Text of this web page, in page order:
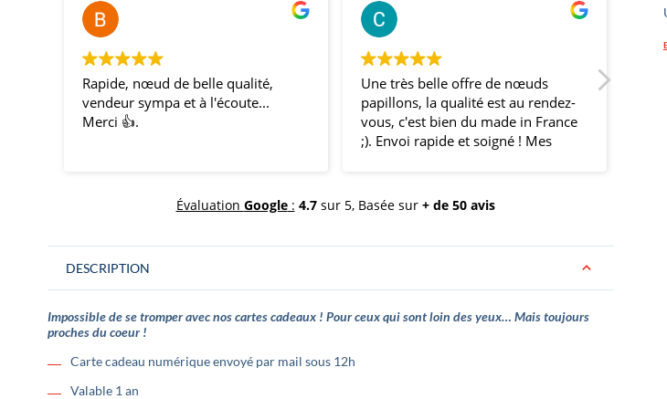
Bernard Thery
il y a 2 ans
Rapide, nœud de belle qualité,
vendeur sympa et à l'écoute...
Merci 👍.
Une très belle offre de nœuds
papillons, la qualité est au rendez-
vous, c'est bien du made in France
;). Envoi rapide et soigné ! Mes
impression avec nos nœuds
Évaluation Google: 4.7sur 5, Basée sur + de 50 avis
DESCRIPTION
Impossible de se tromper avec nos cartes cadeaux ! Pour ceux qui sont loin des yeux… Mais toujours
proches du coeur !
Carte cadeau numérique envoyé par mail sous 12h
Valable 1 an